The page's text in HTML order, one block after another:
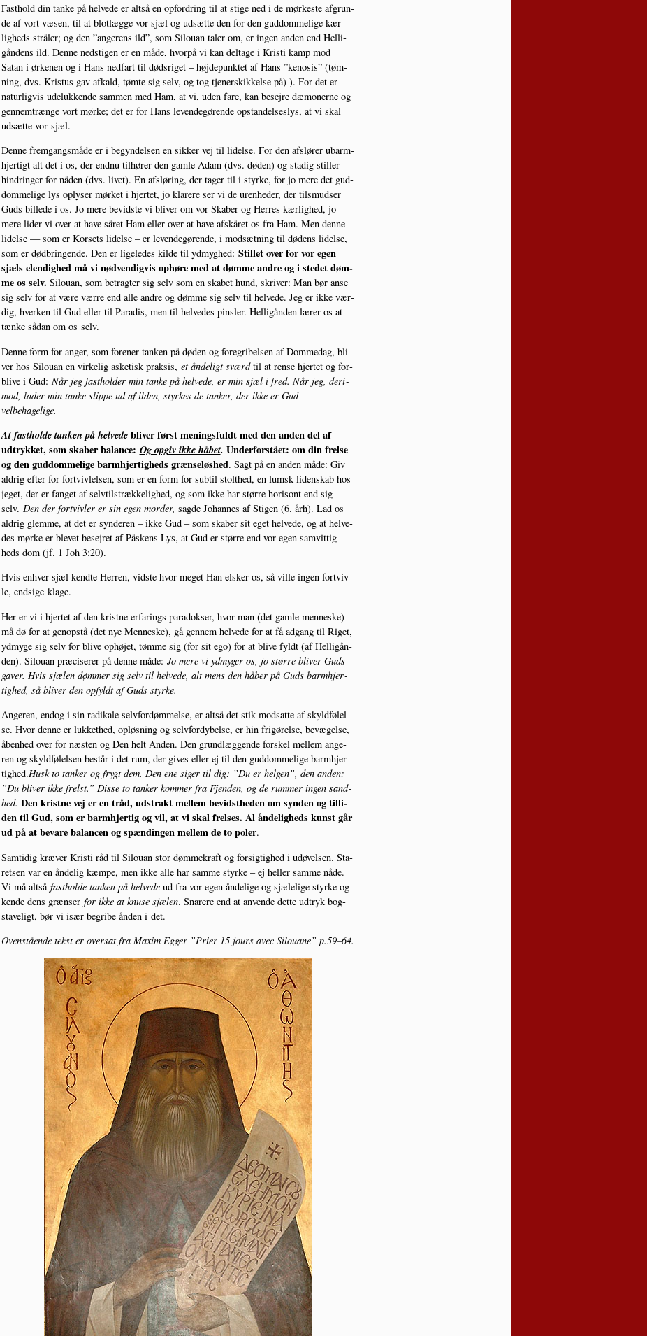
Fast­hold din tan­ke på hel­ve­de er alt­så en opfor­dring til at sti­ge ned i de mør­ke­ste afgrun­
de af vort væsen, til at blot­læg­ge vor sjæl og udsæt­te den for den gud­dom­me­li­ge kær­
lig­heds strå­ler; og den ”ange­rens ild”, som Silou­an taler om, er ingen anden end Hel­li­
gån­dens ild. Den­ne nedsti­gen er en måde, hvor­på vi kan del­ta­ge i Kri­sti kamp mod
Satan i ørke­nen og i Hans ned­fart til døds­ri­get – høj­de­punk­tet af Hans ”keno­sis” (tøm­
ning, dvs. Kristus gav afkald, tøm­te sig selv, og tog tje­ner­skik­kel­se på) ). For det er
natur­lig­vis ude­luk­ken­de sam­men med Ham, at vi, uden fare, kan besej­re dæmo­ner­ne og
gen­nem­træn­ge vort mør­ke; det er for Hans leven­de­gø­ren­de opstan­del­ses­lys, at vi skal
udsæt­te vor sjæl.
Den­ne frem­gangs­må­de er i begyn­del­sen en sik­ker vej til lidel­se. For den afslø­rer ubarm­
hjer­tigt alt det i os, der end­nu til­hø­rer den gam­le Adam (dvs. døden) og sta­dig stil­ler
hin­drin­ger for nåden (dvs. livet). En afslø­ring, der tager til i styr­ke, for jo mere det gud­
dom­me­li­ge lys oply­ser mør­ket i hjer­tet, jo kla­re­re ser vi de uren­he­der, der til­s­m­ud­ser
Guds bil­le­de i os. Jo mere bevid­ste vi bli­ver om vor Ska­ber og Her­res kær­lig­hed, jo
mere lider vi over at have sår­et Ham eller over at have afskå­ret os fra Ham. Men den­ne
lidel­se — som er Kor­sets lidel­se – er leven­de­gø­ren­de, i mod­sæt­ning til døde­ns lidel­se,
som er død­brin­gen­de. Den er lige­le­des kil­de til ydmyg­hed: Stil­let over for vor egen
sjæls elen­dig­hed må vi nød­ven­dig­vis ophø­re med at døm­me andre og i ste­det døm­
me os selv. Silou­an, som betrag­ter sig selv som en ska­bet hund, skri­ver: Man bør anse
sig selv for at være vær­re end alle andre og døm­me sig selv til hel­ve­de. Jeg er ikke vær­
dig, hver­ken til Gud eller til Para­dis, men til hel­ve­des pin­s­ler. Hel­li­gån­den lærer os at
tæn­ke sådan om os selv.
Den­ne form for anger, som for­e­ner tan­ken på døden og fore­gri­bel­sen af Dom­me­dag, bli­
ver hos Silou­an en vir­ke­lig aske­tisk prak­sis, et ånde­ligt sværdtil at ren­se hjer­tet og for­
bli­ve i Gud: Når jeg fast­hol­der min tan­ke på hel­ve­de, er min sjæl i fred. Når jeg, der­i­
mod, lader min tan­ke slip­pe ud af ilden, styr­kes de tan­ker, der ikke er Gud
velbehagelige.
At fast­hol­de tan­ken på hel­ve­debli­ver først menings­fuldt med den anden del af
udtryk­ket, som ska­ber balan­ce: Og opgiv ikke håbet. Under­for­stå­et: om din frel­se
og den gud­dom­me­li­ge barm­hjer­tig­heds græn­se­løs­hed. Sagt på en anden måde: Giv
aldrig efter for fortviv­lel­sen, som er en form for sub­til stolt­hed, en lum­sk liden­skab hos
jeget, der er fan­get af selv­til­stræk­ke­lig­hed, og som ikke har stør­re hori­sont end sig
selv. Den der fortviv­ler er sin egen mor­der, sag­de Johan­nes af Sti­gen (6. årh). Lad os
aldrig glem­me, at det er syn­de­ren – ikke Gud – som ska­ber sit eget hel­ve­de, og at hel­ve­
des mør­ke er ble­vet besej­ret af Påskens Lys, at Gud er stør­re end vor egen samvit­tig­
heds dom (jf. 1 Joh 3:20).
Hvis enhver sjæl kend­te Her­ren, vid­ste hvor meget Han elsker os, så vil­le ingen fortviv­
le, end­si­ge klage.
Her er vi i hjer­tet af den krist­ne erfa­rings para­dok­ser, hvor man (det gam­le men­ne­ske)
må dø for at genop­stå (det nye Men­ne­ske), gå gen­nem hel­ve­de for at få adgang til Riget,
ydmy­ge sig selv for bli­ve ophø­jet, tøm­me sig (for sit ego) for at bli­ve fyldt (af Hel­li­gån­
den). Silou­an præ­ci­se­rer på den­ne måde: Jo mere vi ydmy­ger os, jo stør­re bli­ver Guds
gaver. Hvis sjæ­len døm­mer sig selv til hel­ve­de, alt mens den håber på Guds barm­hjer­
tig­hed, så bli­ver den opfyldt af Guds styrke.
Ange­ren, endog i sin radi­ka­le selv­for­døm­mel­se, er alt­så det stik mod­sat­te af skyld­fø­lel­
se. Hvor den­ne er luk­ket­hed, opløs­ning og selv­for­dy­bel­se, er hin fri­gø­rel­se, bevæ­gel­se,
åben­hed over for næsten og Den helt Anden. Den grund­læg­gen­de for­skel mel­lem ange­
ren og skyld­fø­lel­sen består i det rum, der gives eller ej til den gud­dom­me­li­ge barm­hjer­
tig­hed.Husk to tan­ker og frygt dem. Den ene siger til dig: ”Du er hel­gen”, den anden:
”Du bli­ver ikke frelst.” Dis­se to tan­ker kom­mer fra Fjen­den, og de rum­mer ingen sand­
hed. Den krist­ne vej er en tråd, udstrakt mel­lem bevidst­he­den om syn­den og til­li­
den til Gud, som er barm­hjer­tig og vil, at vi skal frel­ses. Al ånde­lig­heds kunst går
ud på at beva­re balan­cen og spæn­din­gen mel­lem de to poler.
Sam­ti­dig kræ­ver Kri­sti råd til Silou­an stor døm­me­kraft og for­sig­tig­hed i udø­vel­sen. Sta­
ret­sen var en ånde­lig kæm­pe, men ikke alle har sam­me styr­ke – ej hel­ler sam­me nåde.
Vi må alt­så fast­hol­de tan­ken på hel­ve­de ud fra vor egen ånde­li­ge og sjæle­li­ge styr­ke og
ken­de dens græn­ser for ikke at knu­se sjæ­len. Sna­re­re end at anven­de det­te udtryk bog­
sta­ve­ligt, bør vi især begri­be ånden i det.
Oven­stå­en­de tekst er over­sat fra Maxim Egger ”Pri­er 15 jours avec Silou­a­ne” p.59–64.